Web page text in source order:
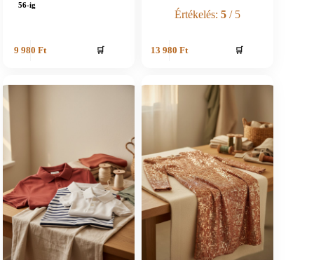
56-ig
9 980Ft 🛒
Értékelés:5 / 5
13 980 Ft 🛒